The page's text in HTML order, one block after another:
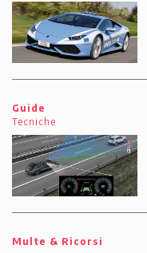
Guide
Tecniche
Multe & Ricorsi